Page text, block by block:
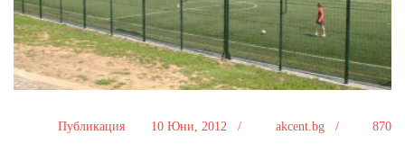
Публикация 10 Юни, 2012 / akcent.bg / 870